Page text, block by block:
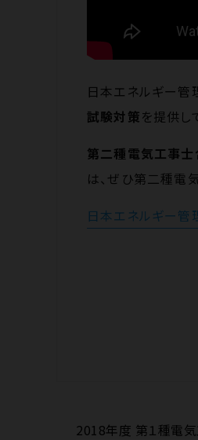
日本エネルギー管
試験対策を提供し
第二種電気工事
は、ぜひ第二種電
日本エネルギー
2018年度 第１種電